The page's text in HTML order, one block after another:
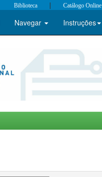
Biblioteca | Catálogo Online
Navegar Instruções